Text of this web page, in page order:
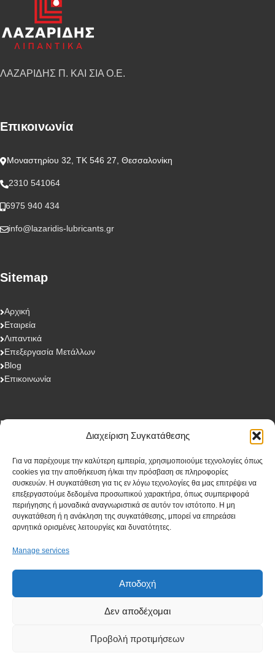
Διαχείριση Συγκατάθεσης
Για να παρέχουμε την καλύτερη εμπειρία, χρησιμοποιούμε τεχνολογίες όπως
cookies για την αποθήκευση ή/και την πρόσβαση σε πληροφορίες
συσκευών. Η συγκατάθεση για τις εν λόγω τεχνολογίες θα μας επιτρέψει να
επεξεργαστούμε δεδομένα προσωπικού χαρακτήρα, όπως συμπεριφορά
περιήγησης ή μοναδικά αναγνωριστικά σε αυτόν τον ιστότοπο. Η μη
συγκατάθεση ή η ανάκληση της συγκατάθεσης, μπορεί να επηρεάσει
αρνητικά ορισμένες λειτουργίες και δυνατότητες.
Manage services
Αποδοχή
Δεν αποδέχομαι
Προβολή προτιμήσεων
ΛΑΖΑΡΙΔΗΣ Π. ΚΑΙ ΣΙΑ Ο.Ε.
Επικοινωνία
Μοναστηρίου 32, ΤΚ 546 27, Θεσσαλονίκη
2310 541064
6975 940 434
info@lazaridis-lubricants.gr
Sitemap
Αρχική
Εταιρεία
Λιπαντικά
Επεξεργασία Μετάλλων
Blog
Επικοινωνία
Eγγραφή στο newsletter
First Name
Last Name
Company